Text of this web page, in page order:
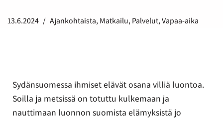
13.6.2024 Ajankohtaista,Matkailu,Palvelut,Vapaa-aika
Sydänsuomessa ihmiset elävät osana villiä luontoa.
Soilla ja metsissä on totuttu kulkemaan ja
nauttimaan luonnon suomista elämyksistä jo